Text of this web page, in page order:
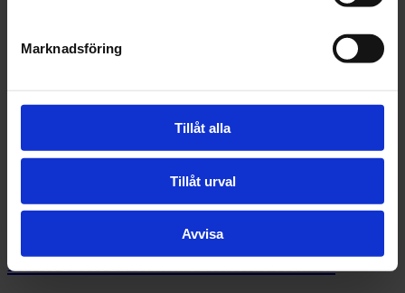
Marknadsföring
Tillåt alla
Tillåt urval
Avvisa
PPWR träder i kraft 12 augusti 2026 –
07 juli 2026
Rekordstort konkurrensskadestånd